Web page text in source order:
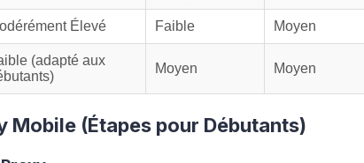
Élevé Faible Moyen
(adapté aux
Moyen Moyen
Mobile (Étapes pour Débutants)